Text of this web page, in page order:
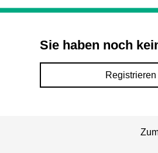
Sie haben noch
Registrieren